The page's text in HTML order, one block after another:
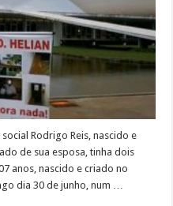
Rodrigo Reis, nascido e
de sua esposa, tinha dois
anos, nascido e criado no
dia 30 de junho, num …